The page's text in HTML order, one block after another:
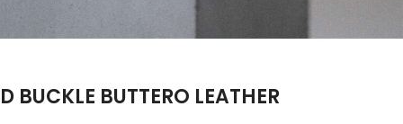
D BUCKLE BUTTERO LEATHER